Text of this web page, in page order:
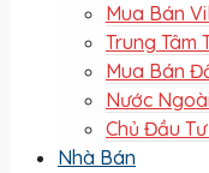
Mua Bán
Trung Tâm
Mua Bán
Nước Ngoài
Chủ Đầu
Nhà Bán